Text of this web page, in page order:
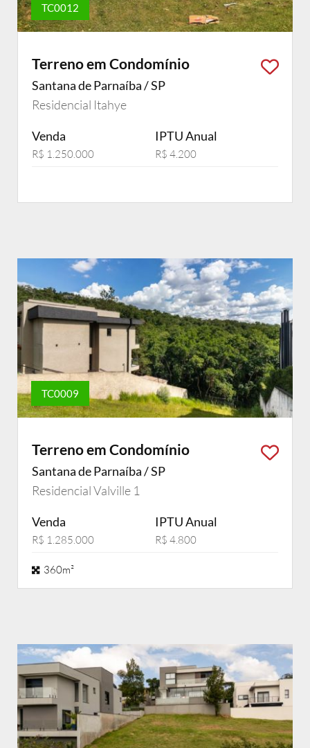
TC0012
Terreno em Condomínio
Santana de Parnaíba / SP
Residencial Itahye
Venda
R$ 1.250.000
IPTU Anual
R$ 4.200
TC0009
Terreno em Condomínio
Santana de Parnaíba / SP
Residencial Valville 1
Venda
R$ 1.285.000
IPTU Anual
R$ 4.800
360m²